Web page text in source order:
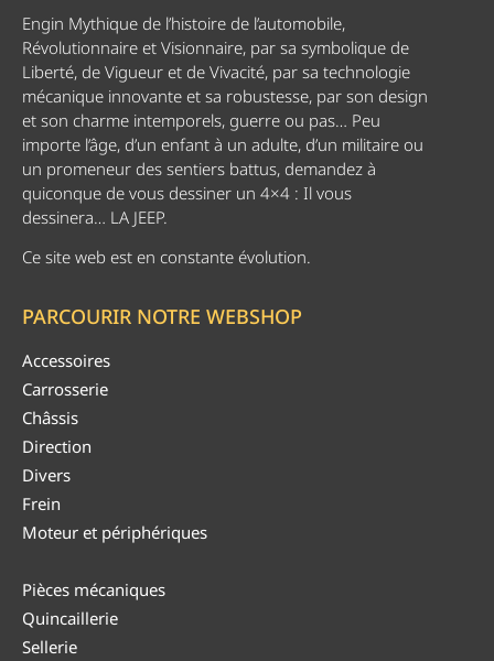
Engin Mythique de l’histoire de l’automobile,
Révolutionnaire et Visionnaire, par sa symbolique de
Liberté, de Vigueur et de Vivacité, par sa technologie
mécanique innovante et sa robustesse, par son design
et son charme intemporels, guerre ou pas… Peu
importe l’âge, d’un enfant à un adulte, d’un militaire ou
un promeneur des sentiers battus, demandez à
quiconque de vous dessiner un 4×4 : Il vous
dessinera… LA JEEP.
Ce site web est en constante évolution.
PARCOURIR NOTRE WEBSHOP
Accessoires
Carrosserie
Châssis
Direction
Divers
Frein
Moteur et périphériques
Pièces mécaniques
Quincaillerie
Sellerie